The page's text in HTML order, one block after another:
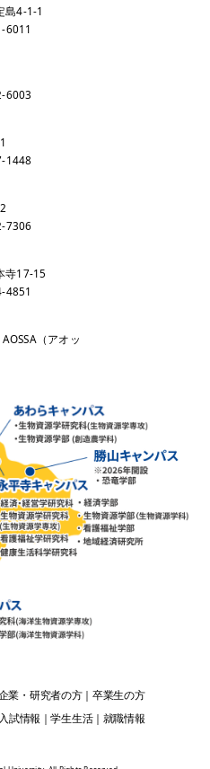
島4-1-1
6011
6003
1448
7306
寺17-15
4851
（アオッ
業・研究者の方 卒業生の方
入試情報 学生生活
就職情報